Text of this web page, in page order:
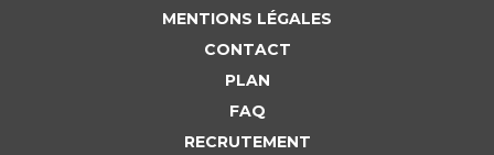
MENTIONS LÉGALES
CONTACT
PLAN
FAQ
RECRUTEMENT